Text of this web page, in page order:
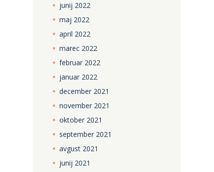
junij 2022
maj 2022
april 2022
marec 2022
februar 2022
januar 2022
december 2021
november 2021
oktober 2021
september 2021
avgust 2021
junij 2021